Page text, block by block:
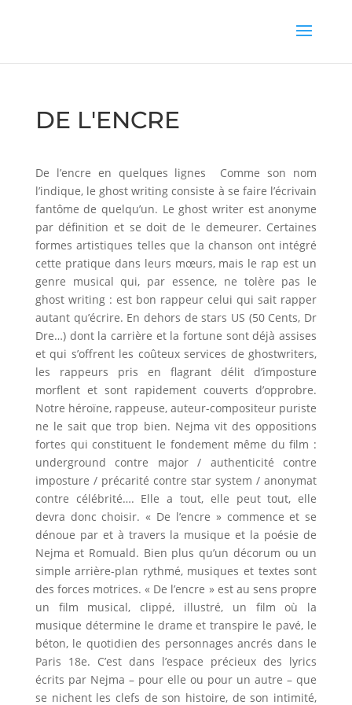
DE L'ENCRE
De l’encre en quelques lignes Comme son nom
l’indique, le ghost writing consiste à se faire l’écrivain
fantôme de quelqu’un. Le ghost writer est anonyme
par définition et se doit de le demeurer. Certaines
formes artistiques telles que la chanson ont intégré
cette pratique dans leurs mœurs, mais le rap est un
genre musical qui, par essence, ne tolère pas le
ghost writing : est bon rappeur celui qui sait rapper
autant qu’écrire. En dehors de stars US (50 Cents, Dr
Dre…) dont la carrière et la fortune sont déjà assises
et qui s’offrent les coûteux services de ghostwriters,
les rappeurs pris en flagrant délit d’imposture
morflent et sont rapidement couverts d’opprobre.
Notre héroïne, rappeuse, auteur-compositeur puriste
ne le sait que trop bien. Nejma vit des oppositions
fortes qui constituent le fondement même du film :
underground contre major / authenticité contre
imposture / précarité contre star system / anonymat
contre célébrité…. Elle a tout, elle peut tout, elle
devra donc choisir. « De l’encre » commence et se
dénoue par et à travers la musique et la poésie de
Nejma et Romuald. Bien plus qu’un décorum ou un
simple arrière-plan rythmé, musiques et textes sont
des forces motrices. « De l’encre » est au sens propre
un film musical, clippé, illustré, un film où la
musique détermine le drame et transpire le pavé, le
béton, le quotidien des personnages ancrés dans le
Paris 18e. C’est dans l’espace précieux des lyrics
écrits par Nejma – pour elle ou pour un autre – que
se nichent les clefs de son histoire, de son intimité,